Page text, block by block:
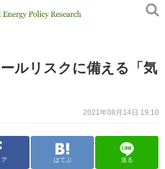
ルリスクに備える「気
2021年08月14日 19:10
ア はてぶ 送る